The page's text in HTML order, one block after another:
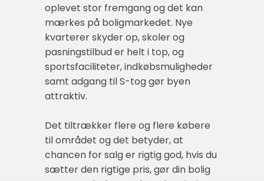
oplevet stor fremgang og det kan
mærkes på boligmarkedet. Nye
kvarterer skyder op, skoler og
pasningstilbud er helt i top, og
sportsfaciliteter, indkøbsmuligheder
samt adgang til S-tog gør byen
attraktiv.
Det tiltrækker flere og flere købere
til området og det betyder, at
chancen for salg er rigtig god, hvis du
sætter den rigtige pris, gør din bolig